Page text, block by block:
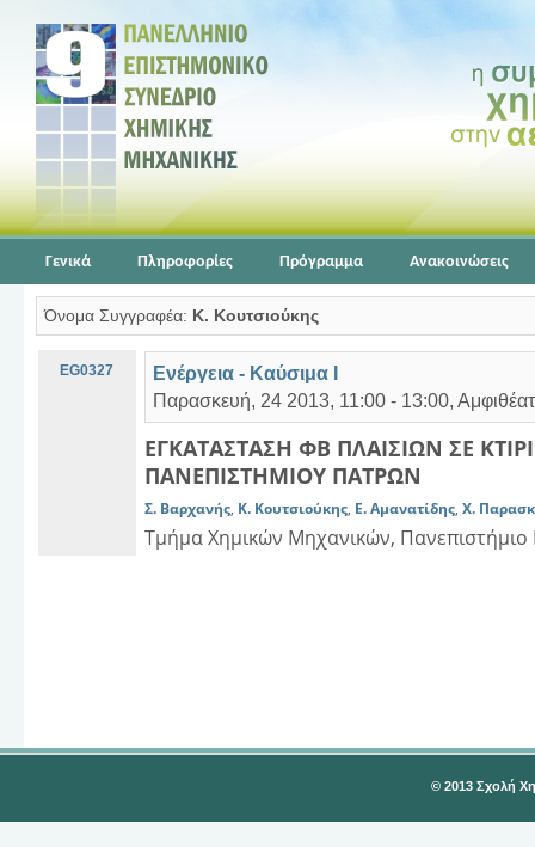
Γενικά Πληροφορίες Πρόγραμμα Ανακοινώσεις
Όνομα Συγγραφέα: Κ. Κουτσιούκης
EG0327
Ενέργεια - Καύσιμα Ι
Παρασκευή, 24 2013, 11:00 - 13:00,
ΕΓΚΑΤΑΣΤΑΣΗ ΦΒ ΠΛΑΙΣΙΩΝ ΣΕ
ΠΑΝΕΠΙΣΤΗΜΙΟΥ ΠΑΤΡΩΝ
Σ. Βαρχανής, Κ. Κουτσιούκης, Ε. Αμανατίδης, Χ.
Τμήμα Χημικών Μηχανικών,
© 2013 Σχολή